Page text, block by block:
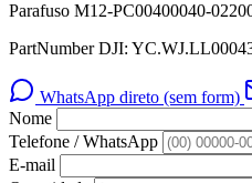
Parafuso M12-PC00400040-
PartNumber DJI:
WhatsApp direto (sem form)
Nome
Telefone / WhatsApp
E-mail